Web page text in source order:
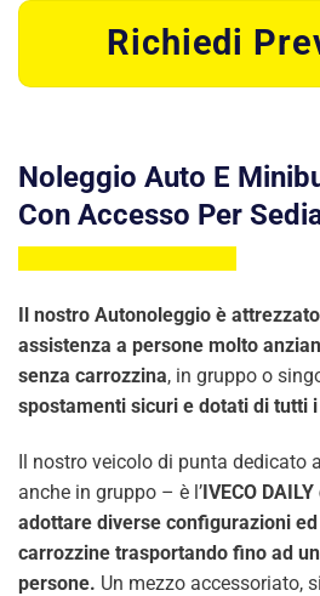
Richiedi
Noleggio Auto E
Con Accesso Per
Il nostro Autonoleggio è
assistenza a persone molto
senza carrozzina, in gruppo o
spostamenti sicuri e dotati di tutti
Il nostro veicolo di punta dedicato
anche in gruppo – è l’IVECO
adottare diverse configurazioni
carrozzine trasportando fino ad
persone. Un mezzo accessoriato,